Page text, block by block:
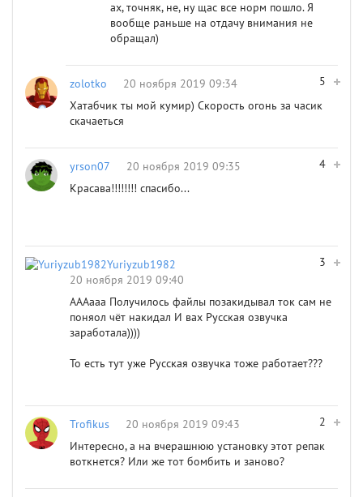
ах, точняк, не, ну щас все норм пошло. Я
вообще раньше на отдачу внимания не
обращал)
5
zolotko
20 ноября 2019 09:34
Хатабчик ты мой кумир) Скорость огонь за часик
скачаеться
4
yrson07
20 ноября 2019 09:35
Красава!!!!!!!! спасибо...
3
Yuriyzub1982
20 ноября 2019 09:40
АААааа Получилось файлы позакидывал ток сам не
поняол чёт накидал И вах Русская озвучка
заработала))))
То есть тут уже Русская озвучка тоже работает???
2
Trofikus
20 ноября 2019 09:43
Интересно, а на вчерашнюю установку этот репак
воткнется? Или же тот бомбить и заново?